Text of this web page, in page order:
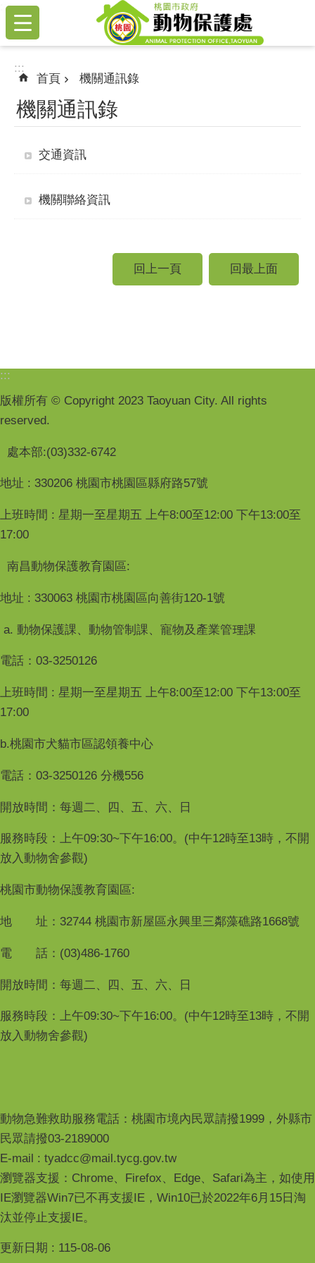
跳到主要內容區塊
:::
:::
首頁 機關通訊錄
機關通訊錄
交通資訊
機關聯絡資訊
回上一頁 回最上面
:::
版權所有 © Copyright 2023 Taoyuan City. All rights
reserved.
處本部:(03)332-6742
地址 : 330206 桃園市桃園區縣府路57號
上班時間 : 星期一至星期五 上午8:00至12:00 下午13:00至
17:00
南昌動物保護教育園區:
地址 : 330063 桃園市桃園區向善街120-1號
a. 動物保護課、動物管制課、寵物及產業管理課
電話：03-3250126
上班時間 : 星期一至星期五 上午8:00至12:00 下午13:00至
17:00
b.桃園市犬貓市區認領養中心
電話：03-3250126 分機556
開放時間：每週二、四、五、六、日
服務時段：上午09:30~下午16:00。(中午12時至13時，不開
放入動物舍參觀)
桃園市動物保護教育園區:
地 址：32744 桃園市新屋區永興里三鄰藻礁路1668號
電 話：(03)486-1760
開放時間：每週二、四、五、六、日
服務時段：上午09:30~下午16:00。(中午12時至13時，不開
放入動物舍參觀)
動物急難救助服務電話：桃園市境內民眾請撥1999，外縣市
民眾請撥03-2189000
E-mail : tyadcc@mail.tycg.gov.tw
瀏覽器支援：Chrome、Firefox、Edge、Safari為主，如使用
IE瀏覽器Win7已不再支援IE，Win10已於2022年6月15日淘
汰並停止支援IE。
更新日期
115-08-06